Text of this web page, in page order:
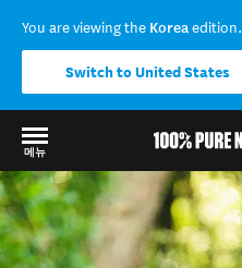
You are viewing the Koreaedition.
Switch to United States
메뉴
Back to my results